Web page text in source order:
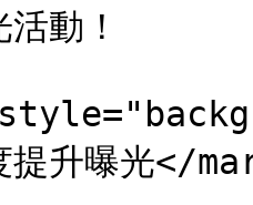
動！
提升曝光</